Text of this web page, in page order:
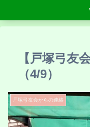
【戸塚弓友
（4/9）
戸塚弓友会からの連絡